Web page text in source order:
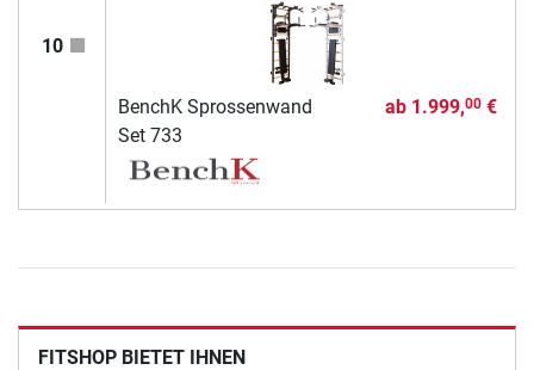
10
BenchK Sprossenwand
Set 733
ab 1.999,00€
FITSHOP BIETET IHNEN